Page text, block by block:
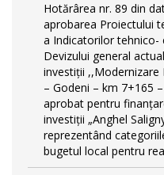
Hotărârea nr. 89 din
aprobarea Proiectului
a Indicatorilor tehnico-
Devizului general
investiții ,,Modernizare
– Godeni – km 7+165
aprobat pentru
investiții „Anghel
reprezentând
bugetul local pentru